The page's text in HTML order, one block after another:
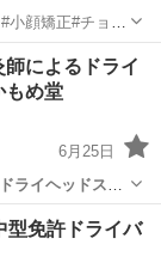
小顔矯正#チョイ
師によるドライ
もめ堂
6月25日
ドライヘッドスパ
ヘッドスパ
型免許ドライバ